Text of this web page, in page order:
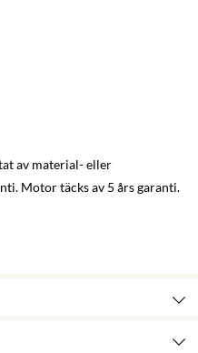
av material- eller
Motor täcks av 5 års garanti.